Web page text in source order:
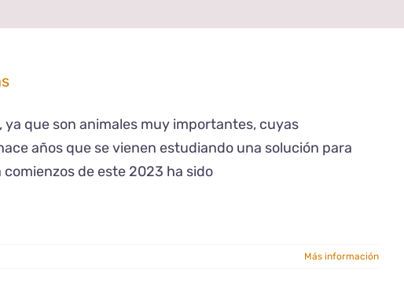
que son animales muy importantes, cuyas
años que se vienen estudiando una solución para
de este 2023 ha sido
Más información